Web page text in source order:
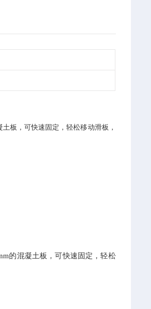
土板，可快速固定，轻松移动滑板，
的混凝土板，可快速固定，轻松